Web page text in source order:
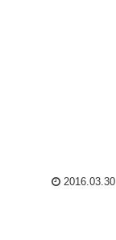
2016.03.30